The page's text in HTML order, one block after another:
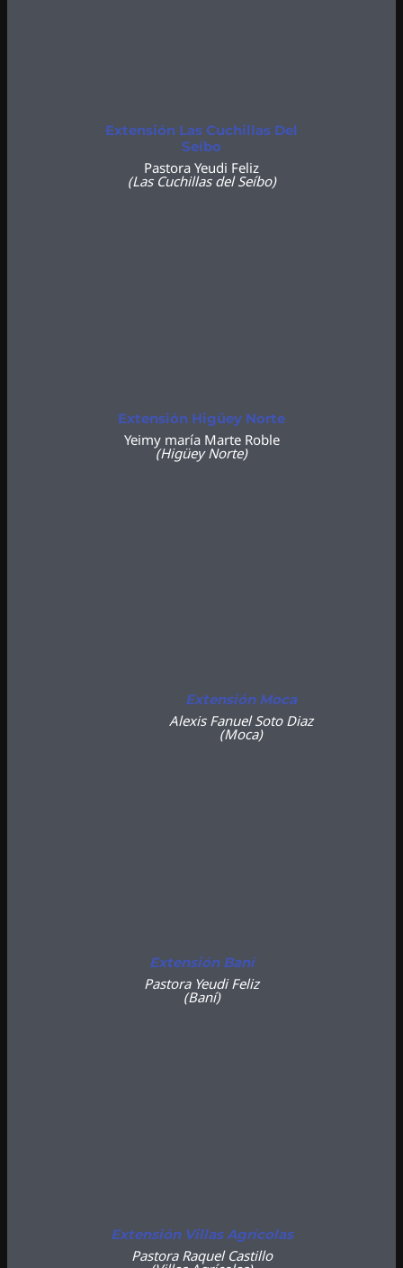
Extensión Las Cuchillas Del
Seíbo
Pastora Yeudi Feliz
(Las Cuchillas del Seíbo)
Extensión Higüey Norte
Yeimy maría Marte Roble
(HigüeyNorte)
Extensión Moca
Alexis Fanuel Soto Diaz
(Moca)
Extensión Baní
Pastora Yeudi Feliz
(Baní)
Extensión Villas Agrícolas
Pastora Raquel Castillo